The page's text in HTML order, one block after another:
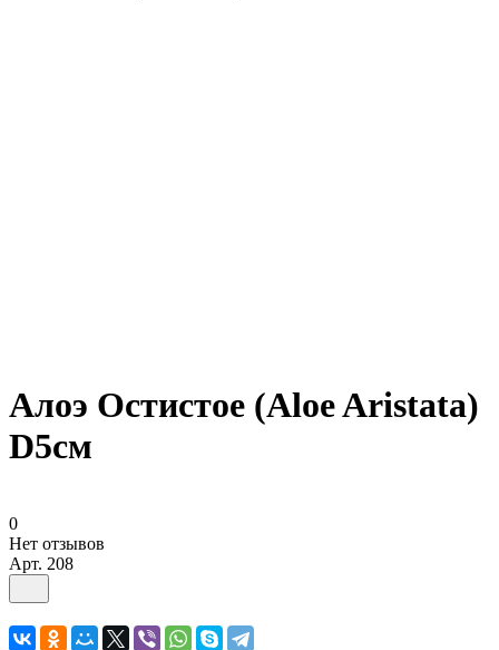
Алоэ Остистое (Aloe Aristata)
D5см
0
Нет отзывов
Арт. 208